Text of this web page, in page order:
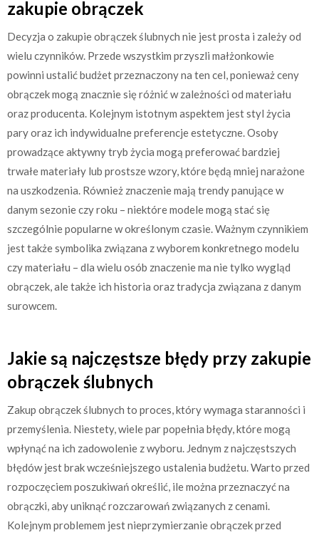
zakupie obrączek
Decyzja o zakupie obrączek ślubnych nie jest prosta i zależy od
wielu czynników. Przede wszystkim przyszli małżonkowie
powinni ustalić budżet przeznaczony na ten cel, ponieważ ceny
obrączek mogą znacznie się różnić w zależności od materiału
oraz producenta. Kolejnym istotnym aspektem jest styl życia
pary oraz ich indywidualne preferencje estetyczne. Osoby
prowadzące aktywny tryb życia mogą preferować bardziej
trwałe materiały lub prostsze wzory, które będą mniej narażone
na uszkodzenia. Również znaczenie mają trendy panujące w
danym sezonie czy roku – niektóre modele mogą stać się
szczególnie popularne w określonym czasie. Ważnym czynnikiem
jest także symbolika związana z wyborem konkretnego modelu
czy materiału – dla wielu osób znaczenie ma nie tylko wygląd
obrączek, ale także ich historia oraz tradycja związana z danym
surowcem.
Jakie są najczęstsze błędy przy zakupie
obrączek ślubnych
Zakup obrączek ślubnych to proces, który wymaga staranności i
przemyślenia. Niestety, wiele par popełnia błędy, które mogą
wpłynąć na ich zadowolenie z wyboru. Jednym z najczęstszych
błędów jest brak wcześniejszego ustalenia budżetu. Warto przed
rozpoczęciem poszukiwań określić, ile można przeznaczyć na
obrączki, aby uniknąć rozczarowań związanych z cenami.
Kolejnym problemem jest nieprzymierzanie obrączek przed